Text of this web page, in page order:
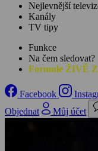
Nejlevnější
Kanály
TV tipy
Funkce
Na čem sledovat?
Formule ŽIVĚ
Facebook
Objednat
Můj účet